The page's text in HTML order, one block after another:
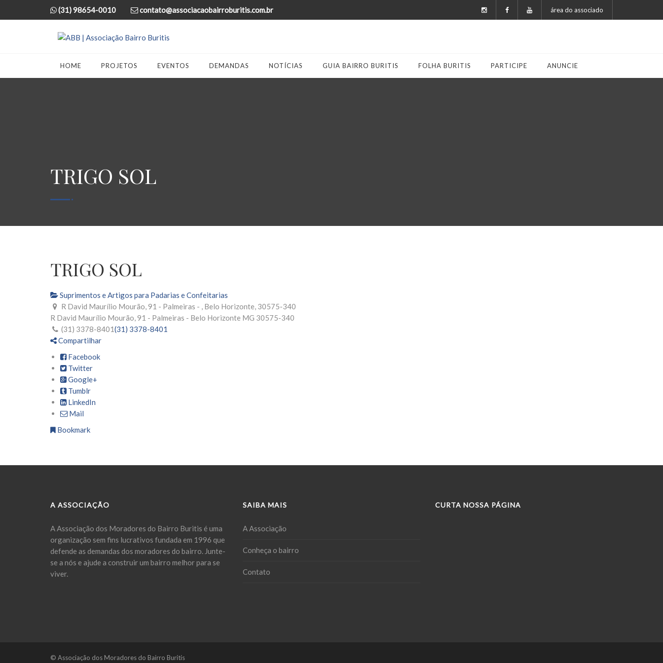
área do associado
(31) 98654-0010 contato@associacaobairroburitis.com.br
HOME PROJETOS EVENTOS DEMANDAS NOTÍCIAS GUIA BAIRRO BURITIS FOLHA BURITIS PARTICIPE ANUNCIE
TRIGO SOL
TRIGO SOL
Suprimentos e Artigos para Padarias e Confeitarias
R David Maurílio Mourão, 91 - Palmeiras - , Belo Horizonte, 30575-340
R David Maurílio Mourão, 91 - Palmeiras - Belo Horizonte MG 30575-340
(31) 3378-8401(31) 3378-8401
Compartilhar
Facebook
Twitter
Google+
Tumblr
LinkedIn
Mail
Bookmark
A ASSOCIAÇÃO
A Associação dos Moradores do Bairro Buritis é uma
organização sem fins lucrativos fundada em 1996 que
defende as demandas dos moradores do bairro. Junte-
se a nós e ajude a construir um bairro melhor para se
viver.
SAIBA MAIS
A Associação
Conheça o bairro
Contato
CURTA NOSSA PÁGINA
© Associação dos Moradores do Bairro Buritis